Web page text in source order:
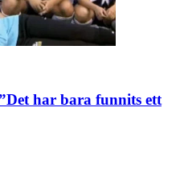
har bara funnits ett